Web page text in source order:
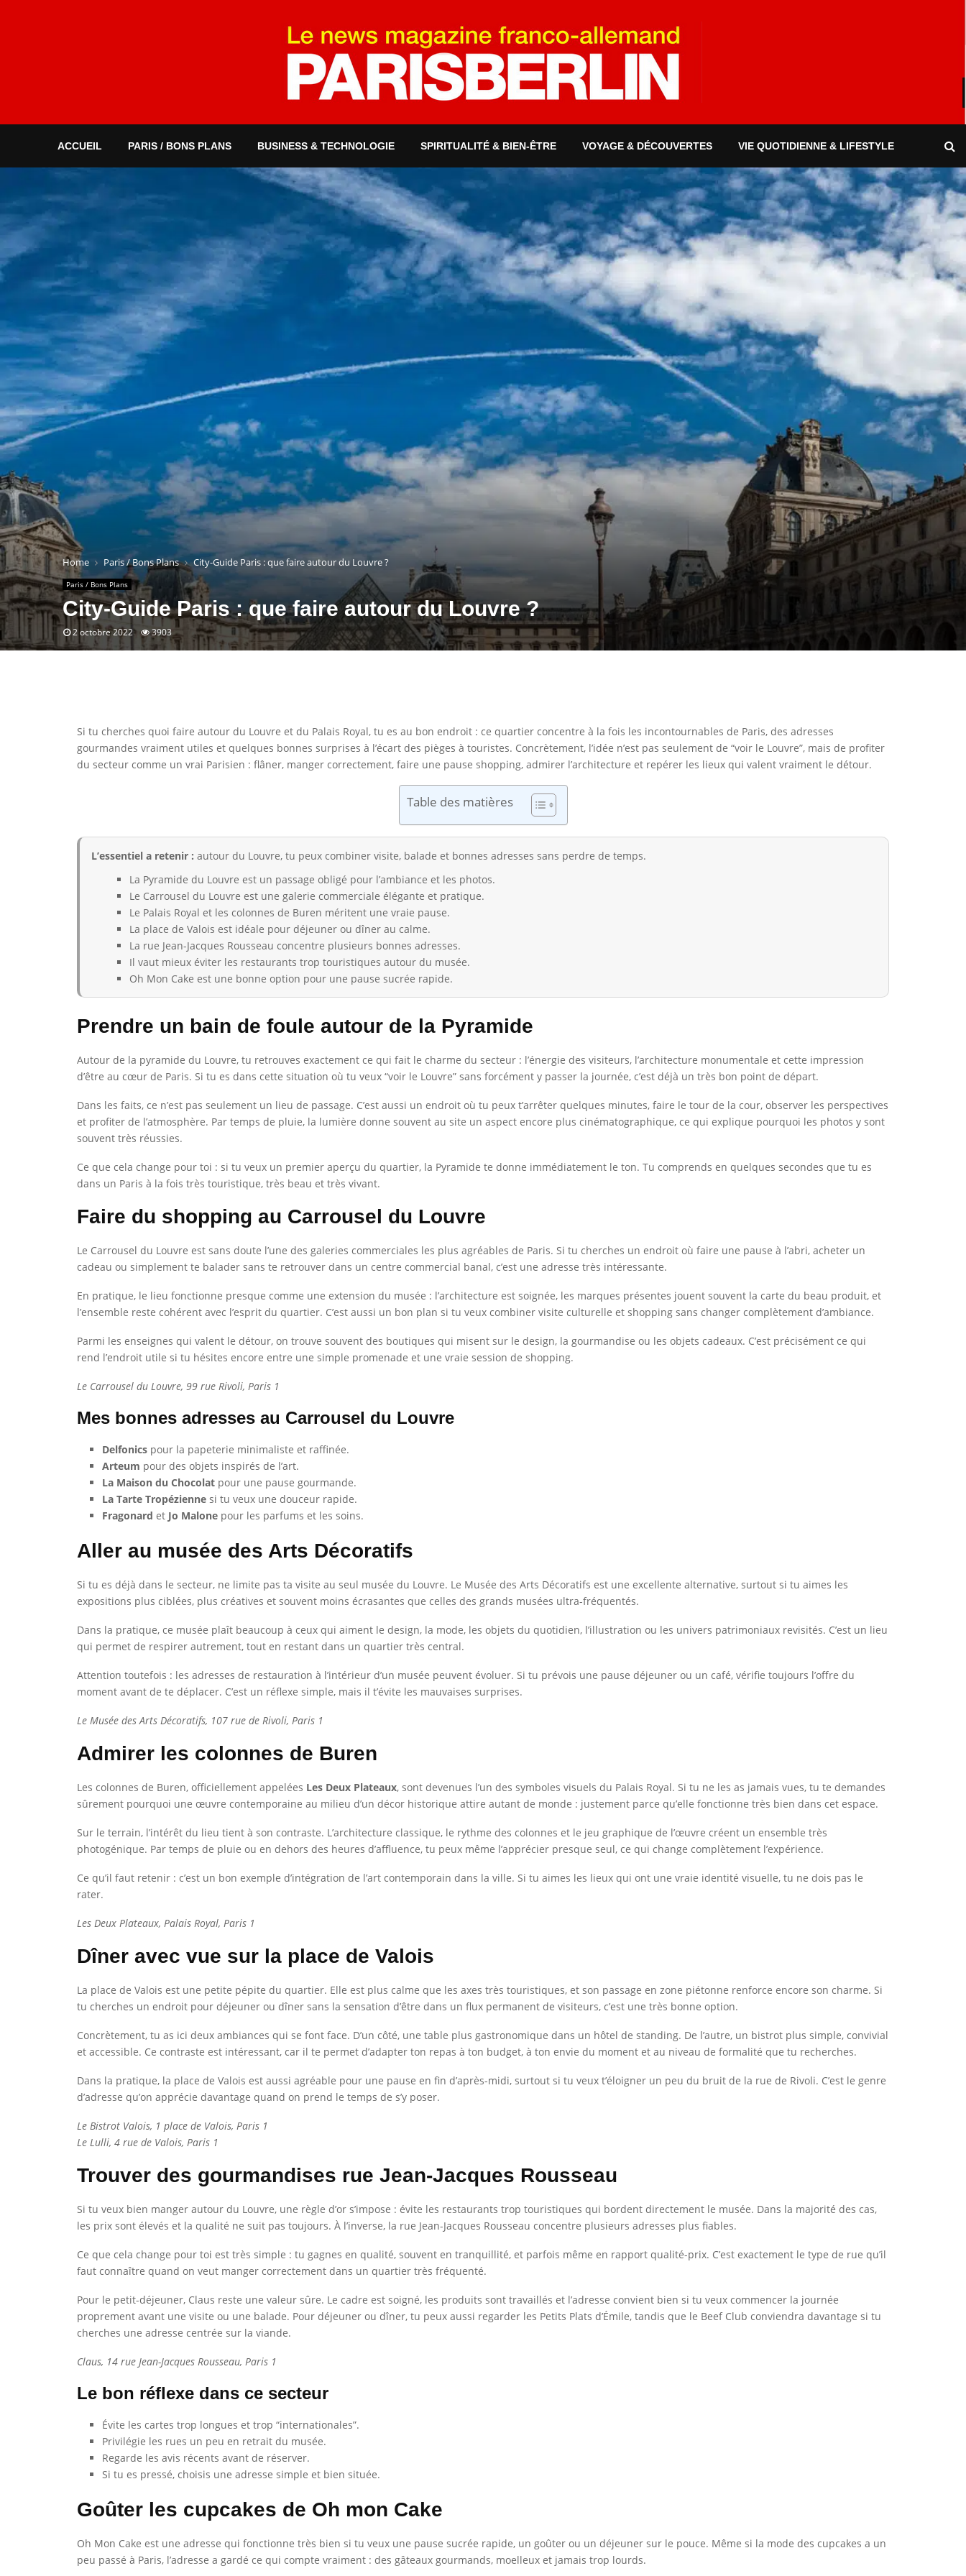
ACCUEIL PARIS / BONS PLANS BUSINESS & TECHNOLOGIE SPIRITUALITÉ & BIEN-ÊTRE VOYAGE & DÉCOUVERTES VIE QUOTIDIENNE & LIFESTYLE
Home Paris / Bons Plans City-Guide Paris : que faire autour du Louvre ?
Paris / Bons Plans
City-Guide Paris : que faire autour du Louvre ?
2 octobre 2022 3903
Si tu cherches quoi faire autour du Louvre et du Palais Royal, tu es au bon endroit : ce quartier concentre à la fois les incontournables de Paris, des adresses
gourmandes vraiment utiles et quelques bonnes surprises à l’écart des pièges à touristes. Concrètement, l’idée n’est pas seulement de “voir le Louvre”, mais de profiter
du secteur comme un vrai Parisien : flâner, manger correctement, faire une pause shopping, admirer l’architecture et repérer les lieux qui valent vraiment le détour.
Table des matières
L’essentiel a retenir : autour du Louvre, tu peux combiner visite, balade et bonnes adresses sans perdre de temps.
La Pyramide du Louvre est un passage obligé pour l’ambiance et les photos.
Le Carrousel du Louvre est une galerie commerciale élégante et pratique.
Le Palais Royal et les colonnes de Buren méritent une vraie pause.
La place de Valois est idéale pour déjeuner ou dîner au calme.
La rue Jean-Jacques Rousseau concentre plusieurs bonnes adresses.
Il vaut mieux éviter les restaurants trop touristiques autour du musée.
Oh Mon Cake est une bonne option pour une pause sucrée rapide.
Prendre un bain de foule autour de la Pyramide
Autour de la pyramide du Louvre, tu retrouves exactement ce qui fait le charme du secteur : l’énergie des visiteurs, l’architecture monumentale et cette impression
d’être au cœur de Paris. Si tu es dans cette situation où tu veux “voir le Louvre” sans forcément y passer la journée, c’est déjà un très bon point de départ.
Dans les faits, ce n’est pas seulement un lieu de passage. C’est aussi un endroit où tu peux t’arrêter quelques minutes, faire le tour de la cour, observer les perspectives
et profiter de l’atmosphère. Par temps de pluie, la lumière donne souvent au site un aspect encore plus cinématographique, ce qui explique pourquoi les photos y sont
souvent très réussies.
Ce que cela change pour toi : si tu veux un premier aperçu du quartier, la Pyramide te donne immédiatement le ton. Tu comprends en quelques secondes que tu es
dans un Paris à la fois très touristique, très beau et très vivant.
Faire du shopping au Carrousel du Louvre
Le Carrousel du Louvre est sans doute l’une des galeries commerciales les plus agréables de Paris. Si tu cherches un endroit où faire une pause à l’abri, acheter un
cadeau ou simplement te balader sans te retrouver dans un centre commercial banal, c’est une adresse très intéressante.
En pratique, le lieu fonctionne presque comme une extension du musée : l’architecture est soignée, les marques présentes jouent souvent la carte du beau produit, et
l’ensemble reste cohérent avec l’esprit du quartier. C’est aussi un bon plan si tu veux combiner visite culturelle et shopping sans changer complètement d’ambiance.
Parmi les enseignes qui valent le détour, on trouve souvent des boutiques qui misent sur le design, la gourmandise ou les objets cadeaux. C’est précisément ce qui
rend l’endroit utile si tu hésites encore entre une simple promenade et une vraie session de shopping.
Le Carrousel du Louvre, 99 rue Rivoli, Paris 1
Mes bonnes adresses au Carrousel du Louvre
Delfonics pour la papeterie minimaliste et raffinée.
Arteum pour des objets inspirés de l’art.
La Maison du Chocolat pour une pause gourmande.
La Tarte Tropézienne si tu veux une douceur rapide.
Fragonard et Jo Malone pour les parfums et les soins.
Aller au musée des Arts Décoratifs
Si tu es déjà dans le secteur, ne limite pas ta visite au seul musée du Louvre. Le Musée des Arts Décoratifs est une excellente alternative, surtout si tu aimes les
expositions plus ciblées, plus créatives et souvent moins écrasantes que celles des grands musées ultra-fréquentés.
Dans la pratique, ce musée plaît beaucoup à ceux qui aiment le design, la mode, les objets du quotidien, l’illustration ou les univers patrimoniaux revisités. C’est un lieu
qui permet de respirer autrement, tout en restant dans un quartier très central.
Attention toutefois : les adresses de restauration à l’intérieur d’un musée peuvent évoluer. Si tu prévois une pause déjeuner ou un café, vérifie toujours l’offre du
moment avant de te déplacer. C’est un réflexe simple, mais il t’évite les mauvaises surprises.
Le Musée des Arts Décoratifs, 107 rue de Rivoli, Paris 1
Admirer les colonnes de Buren
Les colonnes de Buren, officiellement appelées Les Deux Plateaux, sont devenues l’un des symboles visuels du Palais Royal. Si tu ne les as jamais vues, tu te demandes
sûrement pourquoi une œuvre contemporaine au milieu d’un décor historique attire autant de monde : justement parce qu’elle fonctionne très bien dans cet espace.
Sur le terrain, l’intérêt du lieu tient à son contraste. L’architecture classique, le rythme des colonnes et le jeu graphique de l’œuvre créent un ensemble très
photogénique. Par temps de pluie ou en dehors des heures d’affluence, tu peux même l’apprécier presque seul, ce qui change complètement l’expérience.
Ce qu’il faut retenir : c’est un bon exemple d’intégration de l’art contemporain dans la ville. Si tu aimes les lieux qui ont une vraie identité visuelle, tu ne dois pas le
rater.
Les Deux Plateaux, Palais Royal, Paris 1
Dîner avec vue sur la place de Valois
La place de Valois est une petite pépite du quartier. Elle est plus calme que les axes très touristiques, et son passage en zone piétonne renforce encore son charme. Si
tu cherches un endroit pour déjeuner ou dîner sans la sensation d’être dans un flux permanent de visiteurs, c’est une très bonne option.
Concrètement, tu as ici deux ambiances qui se font face. D’un côté, une table plus gastronomique dans un hôtel de standing. De l’autre, un bistrot plus simple, convivial
et accessible. Ce contraste est intéressant, car il te permet d’adapter ton repas à ton budget, à ton envie du moment et au niveau de formalité que tu recherches.
Dans la pratique, la place de Valois est aussi agréable pour une pause en fin d’après-midi, surtout si tu veux t’éloigner un peu du bruit de la rue de Rivoli. C’est le genre
d’adresse qu’on apprécie davantage quand on prend le temps de s’y poser.
Le Bistrot Valois, 1 place de Valois, Paris 1
Le Lulli, 4 rue de Valois, Paris 1
Trouver des gourmandises rue Jean-Jacques Rousseau
Si tu veux bien manger autour du Louvre, une règle d’or s’impose : évite les restaurants trop touristiques qui bordent directement le musée. Dans la majorité des cas,
les prix sont élevés et la qualité ne suit pas toujours. À l’inverse, la rue Jean-Jacques Rousseau concentre plusieurs adresses plus fiables.
Ce que cela change pour toi est très simple : tu gagnes en qualité, souvent en tranquillité, et parfois même en rapport qualité-prix. C’est exactement le type de rue qu’il
faut connaître quand on veut manger correctement dans un quartier très fréquenté.
Pour le petit-déjeuner, Claus reste une valeur sûre. Le cadre est soigné, les produits sont travaillés et l’adresse convient bien si tu veux commencer la journée
proprement avant une visite ou une balade. Pour déjeuner ou dîner, tu peux aussi regarder les Petits Plats d’Émile, tandis que le Beef Club conviendra davantage si tu
cherches une adresse centrée sur la viande.
Claus, 14 rue Jean-Jacques Rousseau, Paris 1
Le bon réflexe dans ce secteur
Évite les cartes trop longues et trop “internationales”.
Privilégie les rues un peu en retrait du musée.
Regarde les avis récents avant de réserver.
Si tu es pressé, choisis une adresse simple et bien située.
Goûter les cupcakes de Oh mon Cake
Oh Mon Cake est une adresse qui fonctionne très bien si tu veux une pause sucrée rapide, un goûter ou un déjeuner sur le pouce. Même si la mode des cupcakes a un
peu passé à Paris, l’adresse a gardé ce qui compte vraiment : des gâteaux gourmands, moelleux et jamais trop lourds.